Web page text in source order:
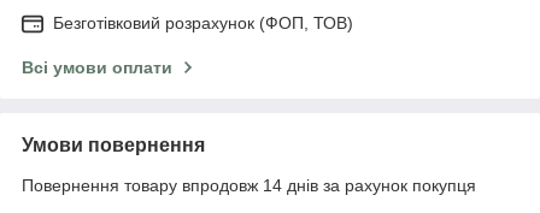
Безготівковий розрахунок (ФОП, ТОВ)
Всі умови оплати
Умови повернення
Повернення товару впродовж 14 днів за рахунок покупця